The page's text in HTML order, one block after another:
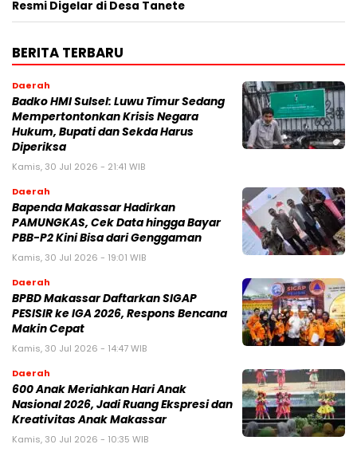
Resmi Digelar di Desa Tanete
BERITA TERBARU
Daerah
Badko HMI Sulsel: Luwu Timur Sedang
Mempertontonkan Krisis Negara
Hukum, Bupati dan Sekda Harus
Diperiksa
Kamis, 30 Jul 2026 - 21:41 WIB
Daerah
Bapenda Makassar Hadirkan
PAMUNGKAS, Cek Data hingga Bayar
PBB-P2 Kini Bisa dari Genggaman
Kamis, 30 Jul 2026 - 19:01 WIB
Daerah
BPBD Makassar Daftarkan SIGAP
PESISIR ke IGA 2026, Respons Bencana
Makin Cepat
Kamis, 30 Jul 2026 - 14:47 WIB
Daerah
600 Anak Meriahkan Hari Anak
Nasional 2026, Jadi Ruang Ekspresi dan
Kreativitas Anak Makassar
Kamis, 30 Jul 2026 - 10:35 WIB